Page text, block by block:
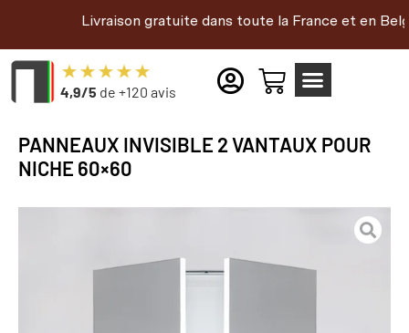
Livraison gratuite dans toute la France et en Belgique |
4,9/5 de +120 avis
PANNEAUX INVISIBLE 2 VANTAUX POUR
NICHE 60×60